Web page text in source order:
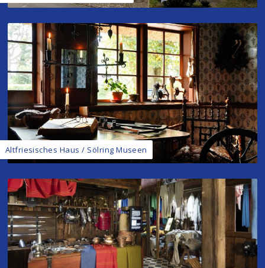
Altfriesisches Haus / Sölring Museen